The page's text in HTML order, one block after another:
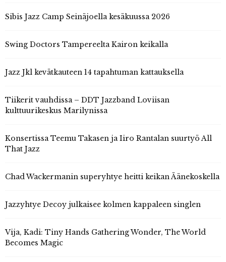
Sibis Jazz Camp Seinäjoella kesäkuussa 2026
Swing Doctors Tampereelta Kairon keikalla
Jazz Jkl kevätkauteen 14 tapahtuman kattauksella
Tiikerit vauhdissa – DDT Jazzband Loviisan
kulttuurikeskus Marilynissa
Konsertissa Teemu Takasen ja Iiro Rantalan suurtyö All
That Jazz
Chad Wackermanin superyhtye heitti keikan Äänekoskella
Jazzyhtye Decoy julkaisee kolmen kappaleen singlen
Vija, Kadi: Tiny Hands Gathering Wonder, The World
Becomes Magic